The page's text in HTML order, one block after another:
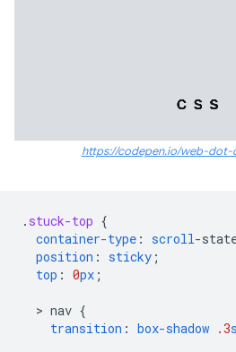
https://codepen.io/web-dot-
. stuck-top {
container-type : scroll-
position : sticky ;
top : 0px ;
  >
nav {
transition : box-shadow .3s